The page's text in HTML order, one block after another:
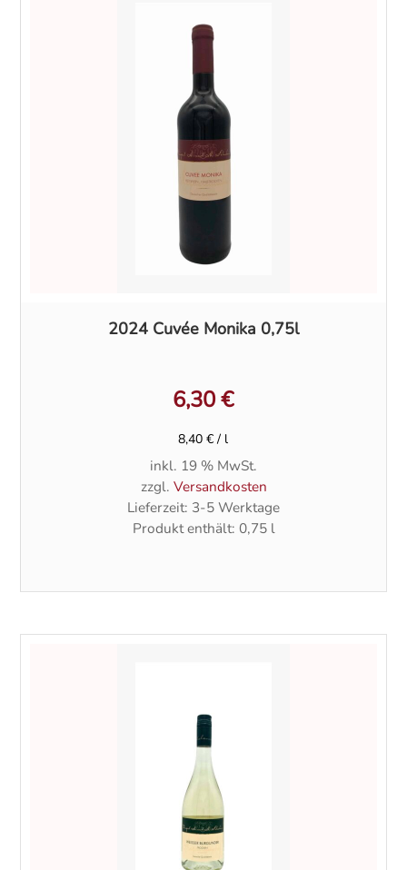
2024 Cuvée Monika 0,75l
6,30€
8,40€ / l
inkl. 19 % MwSt.
zzgl. Versandkosten
Lieferzeit: 3-5 Werktage
Produkt enthält: 0,75 l